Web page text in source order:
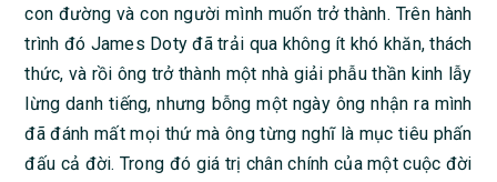
con đường và con người mình muốn trở thành. Trên hành
trình đó James Doty đã trải qua không ít khó khăn, thách
thức, và rồi ông trở thành một nhà giải phẫu thần kinh lẫy
lừng danh tiếng, nhưng bỗng một ngày ông nhận ra mình
đã đánh mất mọi thứ mà ông từng nghĩ là mục tiêu phấn
đấu cả đời. Trong đó giá trị chân chính của một cuộc đời